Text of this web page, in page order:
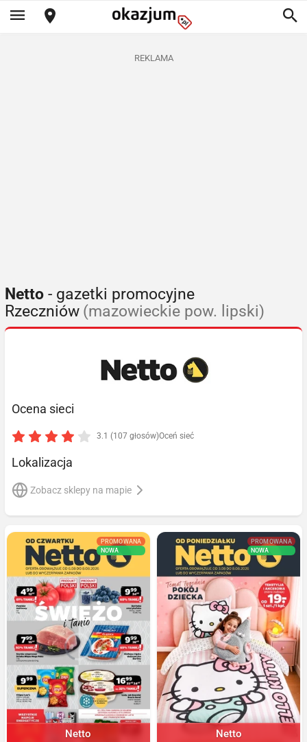
REKLAMA
Netto - gazetki promocyjne
Rzeczniów (mazowieckie pow. lipski)
Ocena sieci
3.1 (107 głosów)Oceń sieć
Lokalizacja
Zobacz sklepy na mapie
PROMOWANA
NOWA
Netto
PROMOWANA
NOWA
Netto